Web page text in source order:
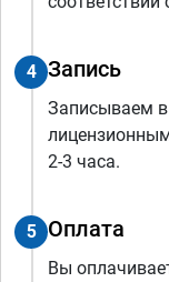
4 Запись
Записываем
2-3 часа.
5 Оплата
Вы